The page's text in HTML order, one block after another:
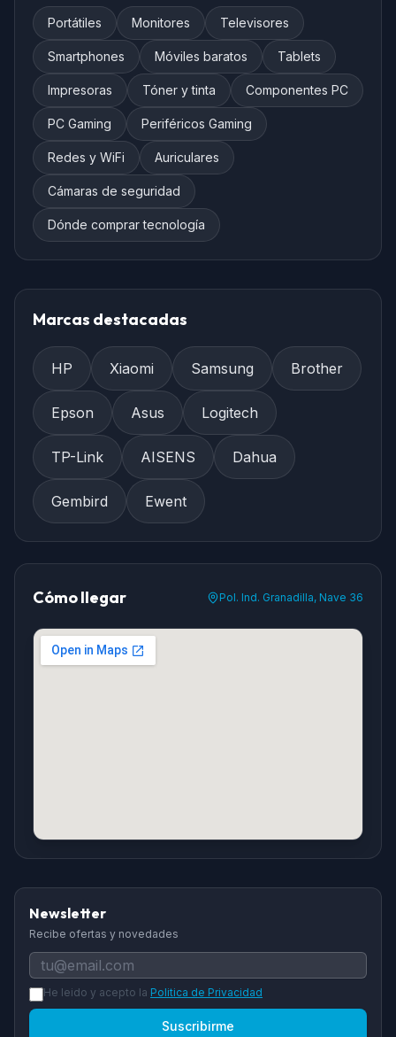
Portátiles Monitores Televisores
Smartphones Móviles baratos Tablets
Impresoras Tóner y tinta Componentes PC
PC Gaming Periféricos Gaming
Redes y WiFi Auriculares
Cámaras de seguridad
Dónde comprar tecnología
Marcas destacadas
HP Xiaomi Samsung Brother
Epson Asus Logitech
TP-Link AISENS Dahua
Gembird Ewent
Cómo llegar Pol. Ind. Granadilla, Nave 36
Newsletter
Recibe ofertas y novedades
He leido y acepto la Politica de Privacidad
Suscribirme